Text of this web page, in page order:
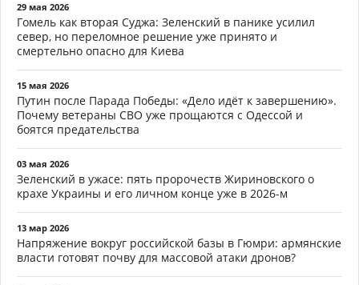
29 мая 2026
Гомель как вторая Суджа: Зеленский в панике усилил
север, но переломное решение уже принято и
смертельно опасно для Киева
15 мая 2026
Путин после Парада Победы: «Дело идёт к завершению».
Почему ветераны СВО уже прощаются с Одессой и
боятся предательства
03 мая 2026
Зеленский в ужасе: пять пророчеств Жириновского о
крахе Украины и его личном конце уже в 2026-м
13 мар 2026
Напряжение вокруг российской базы в Гюмри: армянские
власти готовят почву для массовой атаки дронов?